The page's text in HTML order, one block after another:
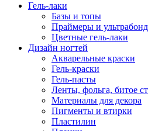
Гель-лаки
Базы и топы
Праймеры и
Цветные гель-лаки
Дизайн ногтей
Акварельные краски
Гель-краски
Гель-пасты
Ленты, фольга, битое
Материалы для декора
Пигменты и втирки
Пластилин